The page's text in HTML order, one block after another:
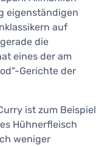
eigenständigen
auf
die
eines der am
Gerichte der
ist zum Beispiel
Hühnerfleisch
weniger